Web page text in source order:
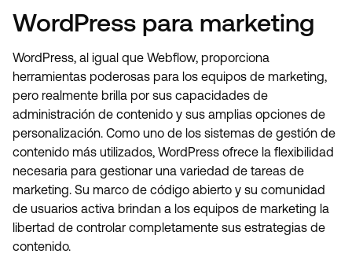
WordPress para marketing
WordPress, al igual que Webflow, proporciona
herramientas poderosas para los equipos de marketing,
pero realmente brilla por sus capacidades de
administración de contenido y sus amplias opciones de
personalización. Como uno de los sistemas de gestión de
contenido más utilizados, WordPress ofrece la flexibilidad
necesaria para gestionar una variedad de tareas de
marketing. Su marco de código abierto y su comunidad
de usuarios activa brindan a los equipos de marketing la
libertad de controlar completamente sus estrategias de
contenido.